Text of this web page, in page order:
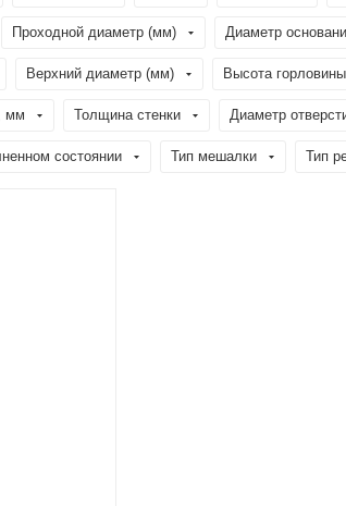
Проходной диаметр (мм) Диаметр
Верхний диаметр (мм) Высота горловины
мм Толщина стенки Диаметр
состоянии Тип мешалки Тип